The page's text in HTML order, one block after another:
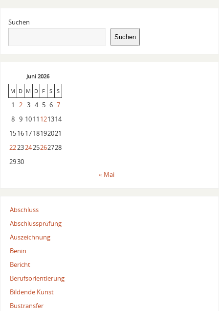
Suchen
Suchen
Juni 2026
M D M D F S S
1 2 3 4 5 6 7
8 9 1011 121314
15161718192021
22232425262728
2930
« Mai
Abschluss
Abschlussprüfung
Auszeichnung
Benin
Bericht
Berufsorientierung
Bildende Kunst
Bustransfer